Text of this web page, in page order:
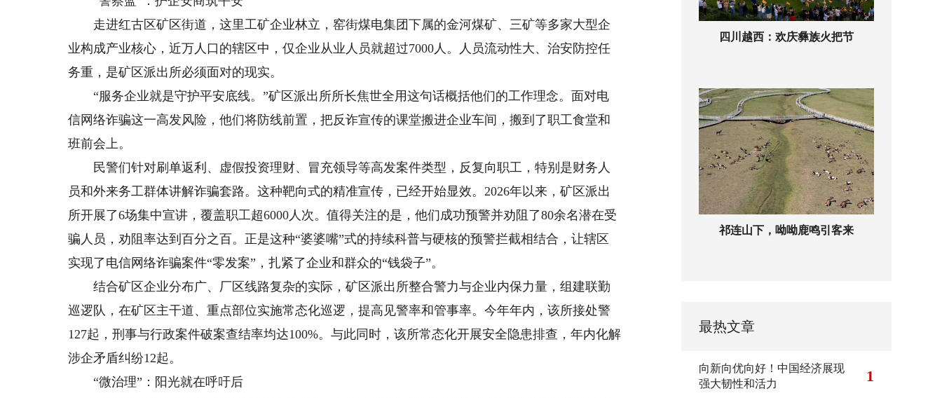
走进红古区矿区街道，这里工矿企业林立，窑街煤电集团下属的金河煤矿、三矿等多家大型企
业构成产业核心，近万人口的辖区中，仅企业从业人员就超过7000人。人员流动性大、治安防控任
务重，是矿区派出所必须面对的现实。
“服务企业就是守护平安底线。”矿区派出所所长焦世全用这句话概括他们的工作理念。面对电
信网络诈骗这一高发风险，他们将防线前置，把反诈宣传的课堂搬进企业车间，搬到了职工食堂和
班前会上。
民警们针对刷单返利、虚假投资理财、冒充领导等高发案件类型，反复向职工，特别是财务人
员和外来务工群体讲解诈骗套路。这种靶向式的精准宣传，已经开始显效。2026年以来，矿区派出
所开展了6场集中宣讲，覆盖职工超6000人次。值得关注的是，他们成功预警并劝阻了80余名潜在受
骗人员，劝阻率达到百分之百。正是这种“婆婆嘴”式的持续科普与硬核的预警拦截相结合，让辖区
实现了电信网络诈骗案件“零发案”，扎紧了企业和群众的“钱袋子”。
结合矿区企业分布广、厂区线路复杂的实际，矿区派出所整合警力与企业内保力量，组建联勤
巡逻队，在矿区主干道、重点部位实施常态化巡逻，提高见警率和管事率。今年年内，该所接处警
127起，刑事与行政案件破案查结率均达100%。与此同时，该所常态化开展安全隐患排查，年内化解
涉企矛盾纠纷12起。
“微治理”：阳光就在呼吁后
四川越西：欢庆彝族火把节
祁连山下，呦呦鹿鸣引客来
最热文章
向新向优向好！中国经济展现
强大韧性和活力
1